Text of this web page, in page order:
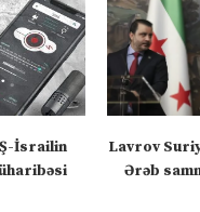
İsrailin
Lavrov
Ərəb